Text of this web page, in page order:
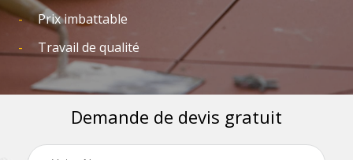
Prix imbattable
Travail de qualité
Demande de devis gratuit